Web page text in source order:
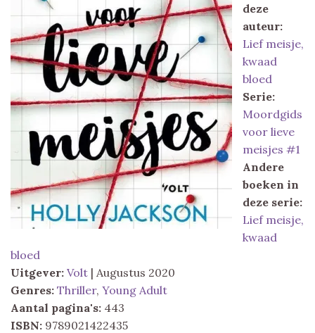
deze
auteur:
Lief meisje,
kwaad
bloed
Serie:
Moordgids
voor lieve
meisjes #1
Andere
boeken in
deze serie:
Lief meisje,
kwaad
bloed
Uitgever: Volt | Augustus 2020
Genres: Thriller, Young Adult
Aantal pagina's: 443
ISBN: 9789021422435